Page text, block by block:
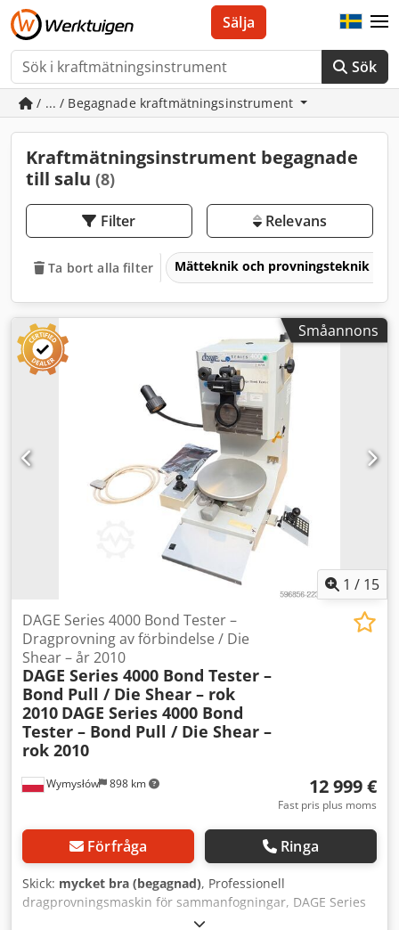
Sök
Sälja
/ ... / Begagnade kraftmätningsinstrument
Kraftmätningsinstrument begagnade
till salu (8)
Filter Relevans
Ta bort alla filter Mätteknik och provningsteknik
Småannons
1 / 15
Wymysłów 898 km
DAGE Series 4000 Bond Tester –
Dragprovning av förbindelse / Die
Shear – år 2010
DAGE Series 4000 Bond Tester –
Bond Pull / Die Shear – rok
2010 DAGE Series 4000 Bond
Tester – Bond Pull / Die Shear –
rok 2010
12 999 €
Fast pris plus moms
Förfråga Ringa
Skick: mycket bra (begagnad), Professionell
dragprovningsmaskin för sammanfogningar, DAGE Series
4000 Bond Tester, avsedd för utförande av dragprovningar